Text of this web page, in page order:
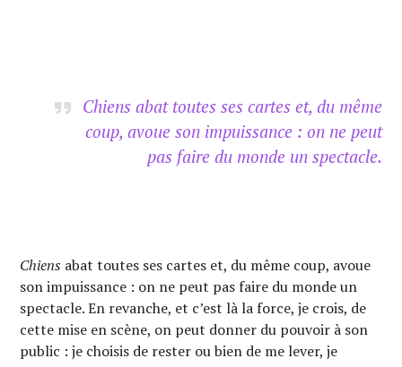
Chiensabat toutes ses cartes et, du même
coup, avoue son impuissance : on ne peut
pas faire du monde un spectacle.
Chiens abat toutes ses cartes et, du même coup, avoue
son impuissance : on ne peut pas faire du monde un
spectacle. En revanche, et c’est là la force, je crois, de
cette mise en scène, on peut donner du pouvoir à son
public : je choisis de rester ou bien de me lever, je